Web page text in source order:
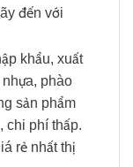
đến với
khẩu, xuất
nhựa, phào
sản phẩm
chi phí thấp.
rẻ nhất thị